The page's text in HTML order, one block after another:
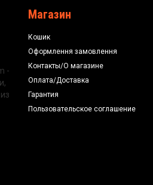
-
Магазин
Кошик
Оформлення замовлення
Контакты/О магазине
Оплата/Доставка
Гарантия
Пользовательское соглашение